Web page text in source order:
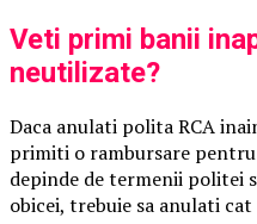
Veti primi banii
neutilizate?
Daca anulati polita RCA
primiti o rambursare pentru
depinde de termenii politei
obicei, trebuie sa anulati